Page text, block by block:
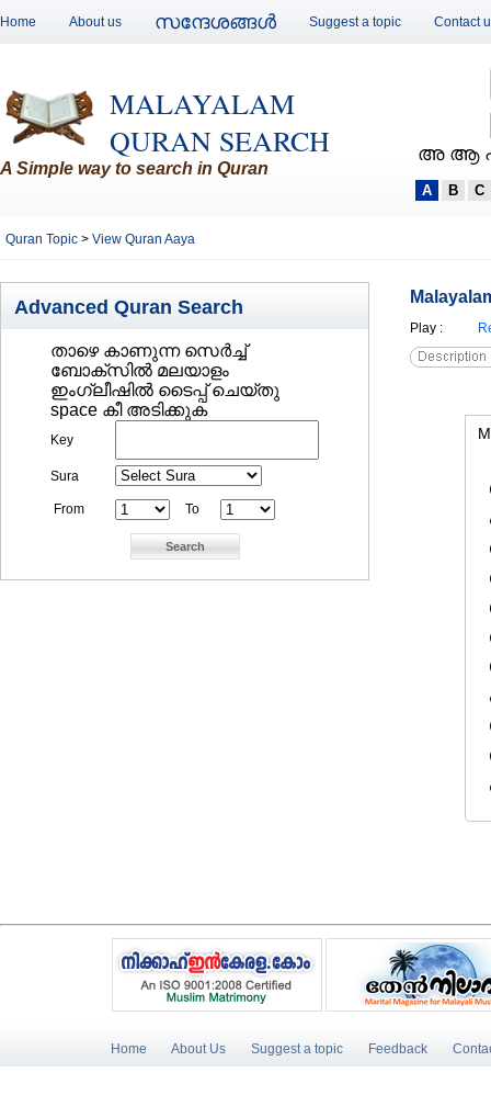
Home About us സന്ദേശങ്ങള്‍ Suggest a topic Contact
MALAYALAM
QURAN SEARCH
A Simple way to search in Quran
അ ആ
A B C
Quran Topic > View Quran Aaya
Advanced Quran Search
താഴെ കാണുന്ന സെര്‍ച്ച്‌
ബോക്സില്‍ മലയാളം
ഇംഗ്ലീഷില്‍ ടൈപ്പ് ചെയ്തു
space കീ അടിക്കുക
Key
Sura
From To
Play :
Home About Us Suggest a topic Feedback